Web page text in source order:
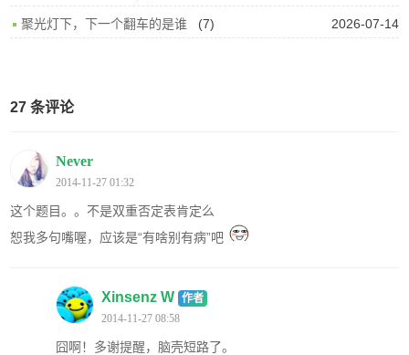
2026-07-14
聚光灯下，下一个翻车的是谁 (7)
27 条评论
Never
2014-11-27 01:32
这个题目。。不是双重否定表肯定么
恕我多句嘴喔，应该是“有啥别有病”吧
Xinsenz W 作者
2014-11-27 08:58
囧啊！多谢提醒，脑壳短路了。